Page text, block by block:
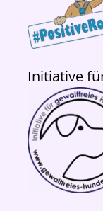
Initiative